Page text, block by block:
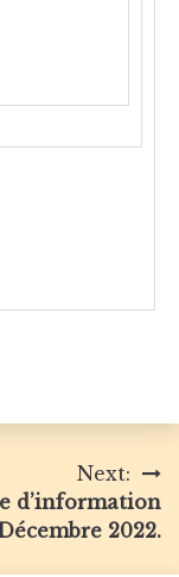
Next:
d’information
2022.